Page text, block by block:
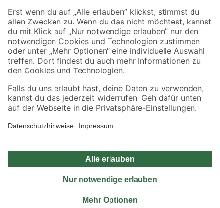
Sicher einkaufen
Jetzt die toom-App herunterladen
Alle Preisangaben in EUR inkl. gesetzl. MwSt.. Die dargestellten Angebote sind unter
Umständen nicht in allen Märkten verfügbar. Die angegebenen Verfügbarkeiten beziehen
Produkte nur solange der Vorrat reicht.
*Paketversand ab 59 € versandkostenfrei, gilt nicht für Artikel mit Speditionsversand, hier
Privatsphäre Impressum
Nutzungsbedingungen
Widerrufsrecht
Vertrag widerrufen
© 2026 toom Baumarkt GmbH